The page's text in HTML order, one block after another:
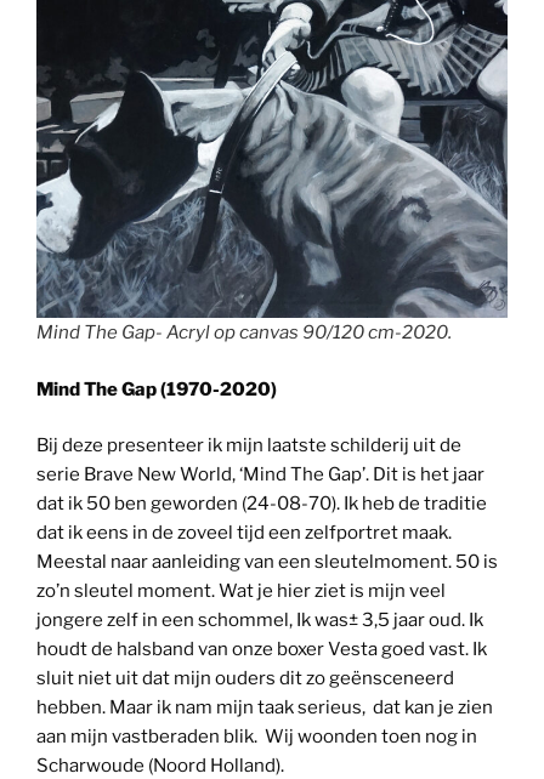
Mind The Gap- Acryl op canvas 90/120 cm-2020.
Mind The Gap (1970-2020)
Bij deze presenteer ik mijn laatste schilderij uit de
serie Brave New World, ‘Mind The Gap’. Dit is het jaar
dat ik 50 ben geworden (24-08-70). Ik heb de traditie
dat ik eens in de zoveel tijd een zelfportret maak.
Meestal naar aanleiding van een sleutelmoment. 50 is
zo’n sleutel moment. Wat je hier ziet is mijn veel
jongere zelf in een schommel, Ik was± 3,5 jaar oud. Ik
houdt de halsband van onze boxer Vesta goed vast. Ik
sluit niet uit dat mijn ouders dit zo geënsceneerd
hebben. Maar ik nam mijn taak serieus, dat kan je zien
aan mijn vastberaden blik. Wij woonden toen nog in
Scharwoude (Noord Holland).